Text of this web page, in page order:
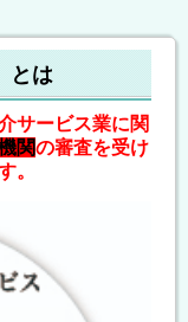
とは
サービス業に関
関の審査を受け
。